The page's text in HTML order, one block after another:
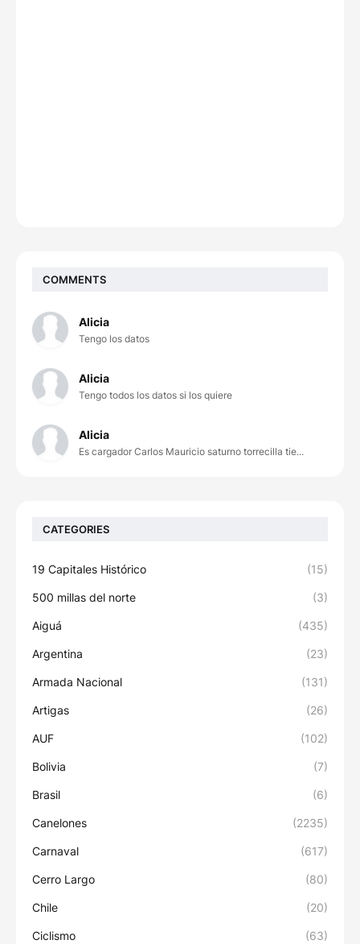
COMMENTS
Alicia
Tengo los datos
Alicia
Tengo todos los datos si los quiere
Alicia
Es cargador Carlos Mauricio saturno torrecilla tie...
CATEGORIES
19 Capitales Histórico (15)
500 millas del norte (3)
Aiguá (435)
Argentina (23)
Armada Nacional (131)
Artigas (26)
AUF (102)
Bolivia (7)
Brasil (6)
Canelones (2235)
Carnaval (617)
Cerro Largo (80)
Chile (20)
Ciclismo (63)